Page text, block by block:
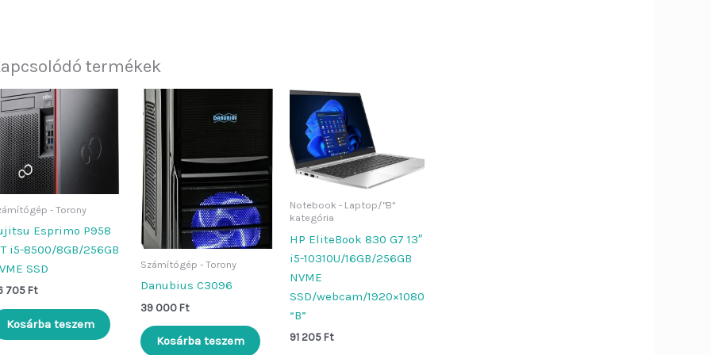
termékek
- Torony
Esprimo P958
i5-8500/8GB/256GB
SSD
705 Ft
Kosárba teszem
Számítógép - Torony
Danubius C3096
39 000 Ft
Kosárba teszem
Notebook - Laptop/"B"
kategória
HP EliteBook 830 G7 13″
i5-10310U/16GB/256GB
NVME
SSD/webcam/1920×1080
“B”
91 205 Ft
„Lenovo L570”), vagy kérdezd: